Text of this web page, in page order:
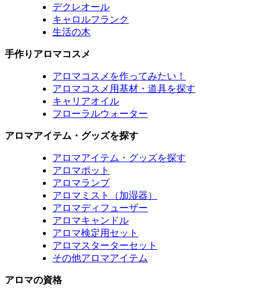
デクレオール
キャロルフランク
生活の木
手作りアロマコスメ
アロマコスメを作ってみたい！
アロマコスメ用基材・道具を探す
キャリアオイル
フローラルウォーター
アロマアイテム・グッズを探す
アロマアイテム・グッズを探す
アロマポット
アロマランプ
アロマミスト（加湿器）
アロマディフューザー
アロマキャンドル
アロマ検定用セット
アロマスターターセット
その他アロマアイテム
アロマの資格